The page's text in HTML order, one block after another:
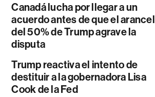
Canadá lucha por llegar a un
acuerdo antes de que el arancel
del 50% de Trump agrave la
disputa
Trump reactiva el intento de
destituir a la gobernadora Lisa
Cook de la Fed